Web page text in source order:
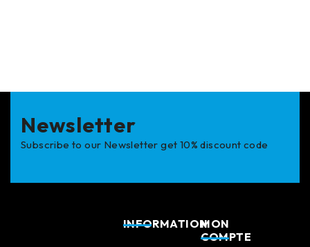
Newsletter
Subscribe to our Newsletter get 10% discount code
INFORMATIONMON
COMPTE